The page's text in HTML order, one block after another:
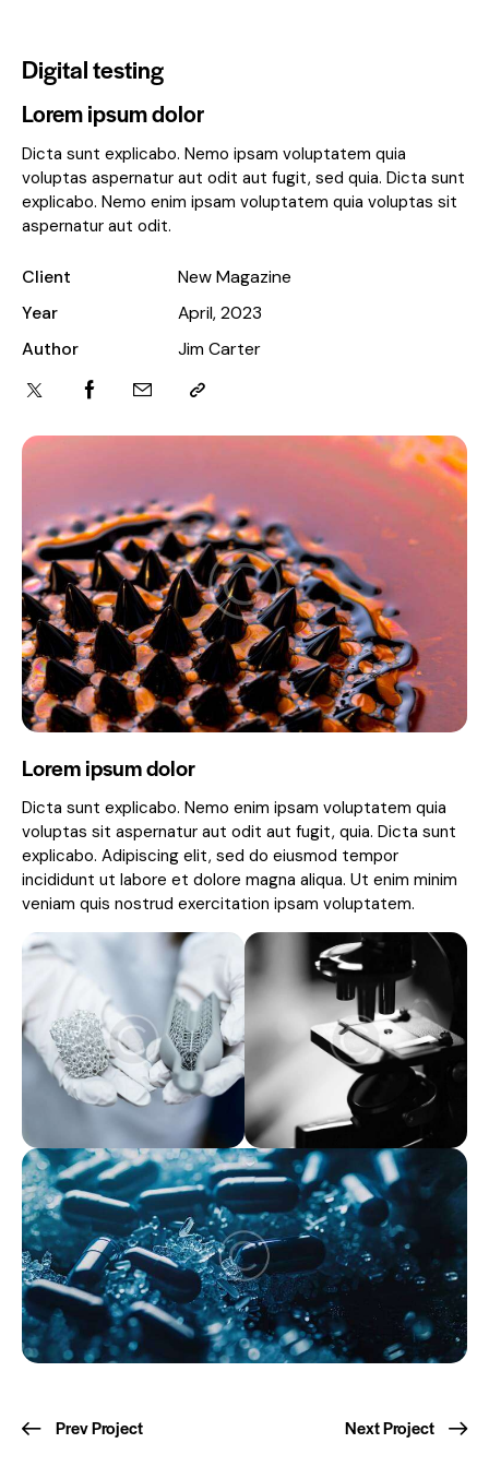
Digital testing
Lorem ipsum dolor
Dicta sunt explicabo. Nemo enim ipsam voluptatem quia
voluptas sit aspernatur aut odit aut fugit, quia. Dicta sunt
explicabo. Adipiscing elit, sed do eiusmod tempor
incididunt ut labore et dolore magna aliqua. Ut enim minim
veniam quis nostrud exercitation ipsam voluptatem.
Lorem ipsum dolor
Dicta sunt explicabo. Nemo ipsam voluptatem quia
voluptas aspernatur aut odit aut fugit, sed quia. Dicta sunt
explicabo. Nemo enim ipsam voluptatem quia voluptas sit
aspernatur aut odit.
Client
New Magazine
Year
April, 2023
Author
Jim Carter
PostPrev Project Next Project